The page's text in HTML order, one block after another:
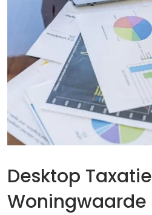
Desktop Taxatie
Woningwaarde